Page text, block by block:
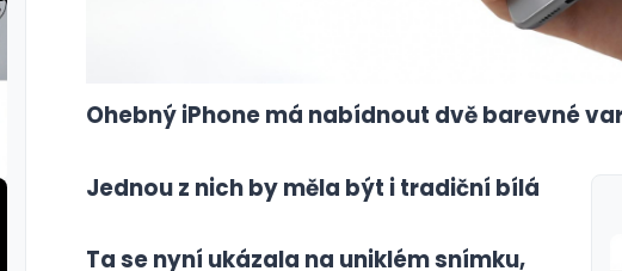
Ohebný iPhone má nabídnout dvě barevné
Jednou z nich by měla být i tradiční bílá
Ta se nyní ukázala na uniklém snímku,